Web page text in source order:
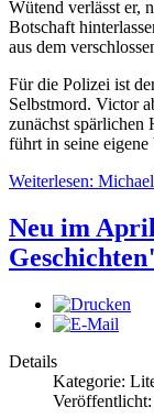
Wütend verlässt er,
Botschaft
aus dem
Für die Polizei ist
Selbstmord. Victor
zunächst spärlichen
führt in seine eigene
Weiterlesen:
Neu im
Details
Kategorie: